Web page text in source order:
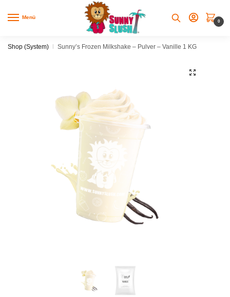
Menü
0
Shop (System) | Sunny’s Frozen Milkshake – Pulver – Vanille 1 KG
🔍